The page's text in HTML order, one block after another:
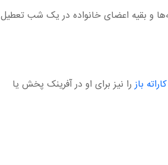
و بقیه اعضای خانواده در یک شب تعطیل
باز را نیز برای او در آفرینک پخش یا